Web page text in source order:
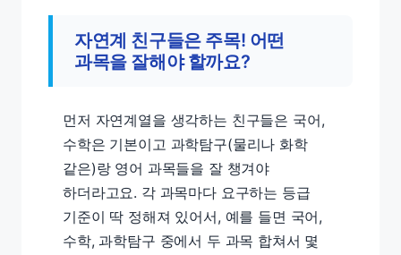
자연계 친구들은 주목! 어떤
과목을 잘해야 할까요?
먼저 자연계열을 생각하는 친구들은 국어,
수학은 기본이고 과학탐구(물리나 화학
같은)랑 영어 과목들을 잘 챙겨야
하더라고요. 각 과목마다 요구하는 등급
기준이 딱 정해져 있어서, 예를 들면 국어,
수학, 과학탐구 중에서 두 과목 합쳐서 몇